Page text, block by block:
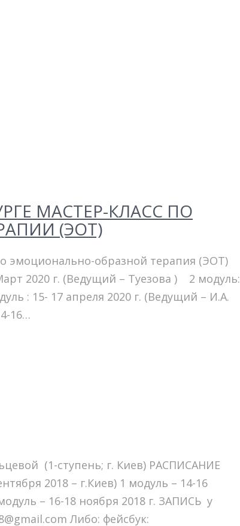
МАСТЕР-КЛАСС ПО
(ЭОТ)
эмоционально-образной терапия (ЭОТ)
2020 г. (Ведущий – Туезова ) 2 модуль:
: 15- 17 апреля 2020 г. (Ведущий – И.А.
16…
(1-ступень; г. Киев) РАСПИСАНИЕ
2018 – г.Киев) 1 модуль – 14-16
– 16-18 ноября 2018 г. ЗАПИСЬ у
Либо: фейсбук: